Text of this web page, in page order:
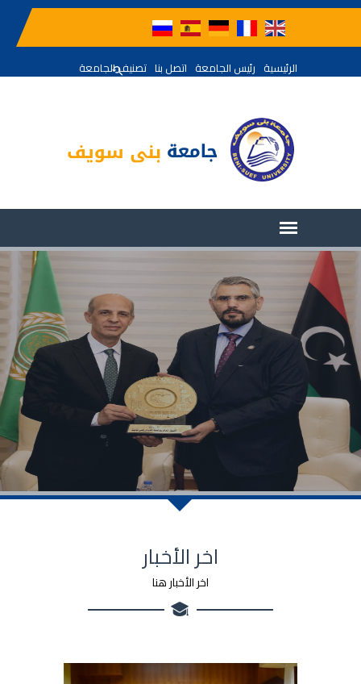
الرئيسية رئيس الجامعة اتصل بنا تصنيف الجامعة
اخر الأخبار
اخر الأخبار هنا